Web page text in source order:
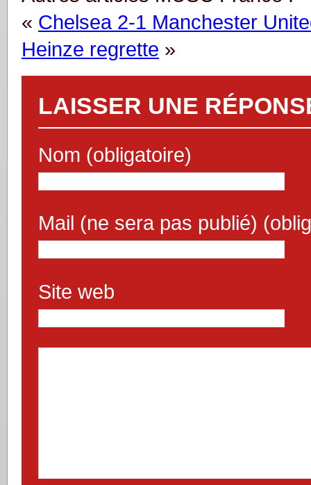
« Chelsea 2-1 Manchester
Heinze regrette »
LAISSER UNE
Nom (obligatoire)
Mail (ne sera pas publié)
Site web